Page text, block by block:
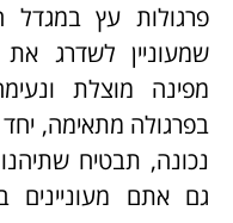
פרגולות עץ
שמעוניין לשדרג
מפינה מוצלת
בפרגולה מתאימה,
נכונה, תבטיח
גם אתם מעוניינים